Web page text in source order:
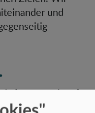
und
Augenmerk auf
Ausdruck. Sich